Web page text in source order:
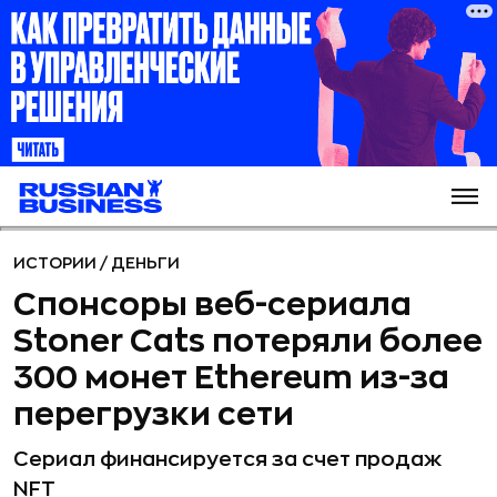
ИСТОРИИ / ДЕНЬГИ
Спонсоры веб-сериала
Stoner Cats потеряли более
300 монет Ethereum из-за
перегрузки сети
Сериал финансируется за счет продаж
NFT